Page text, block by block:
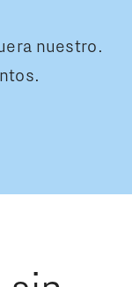
nuestro.